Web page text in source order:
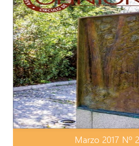
Marzo 2017 Nº